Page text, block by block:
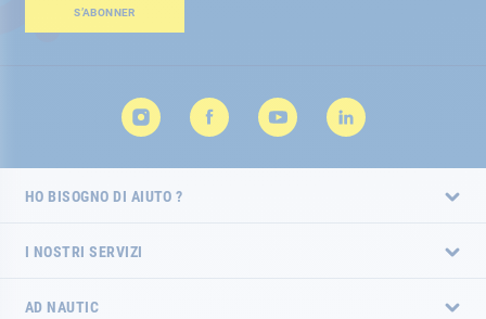
Newsletter:S’ABONNER
HO BISOGNO DI AIUTO ?
I NOSTRI SERVIZI
AD NAUTIC